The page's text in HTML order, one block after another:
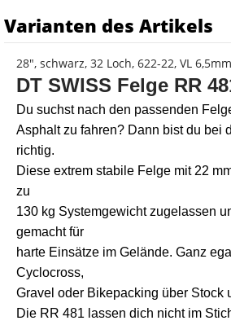
Varianten des Artikels
28", schwarz, 32 Loch, 622-22, VL 6,5mm
DT SWISS Felge RR
Du suchst nach den passenden
Asphalt zu fahren? Dann bist du bei
richtig.
Diese extrem stabile Felge mit 22
zu
130 kg Systemgewicht zugelassen
gemacht für
harte Einsätze im Gelände. Ganz
Cyclocross,
Gravel oder Bikepacking über Stock
Die RR 481 lassen dich nicht im